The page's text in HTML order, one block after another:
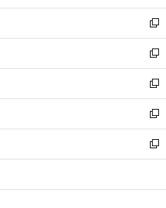
開
く
ウ
で
開
く
ン
ド
ウ
で
開
く
ウ
ィ
ン
ド
ウ
で
開
く
新
し
い
ウ
ィ
ン
ド
ウ
で
開
新
し
い
ウ
ィ
ン
ド
ウ
開
新
し
い
ウ
ィ
ン
ウ
新
し
い
ウ
ン
新
し
ウ